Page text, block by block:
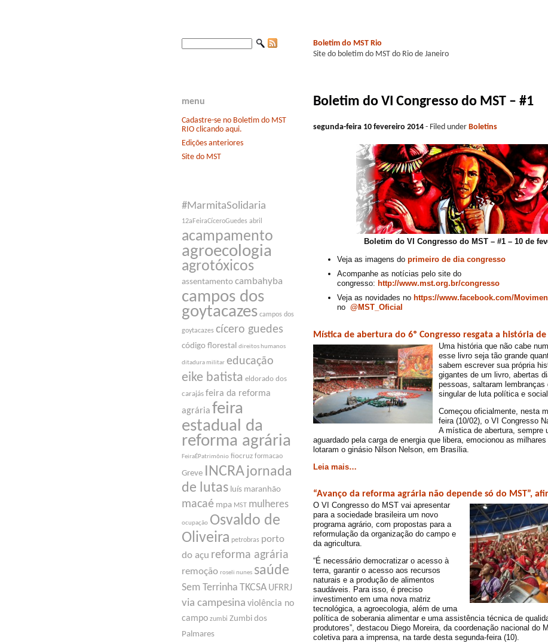
menu
Cadastre-se no Boletim do MST
RIO clicando aqui.
Edições anteriores
Site do MST
#MarmitaSolidaria
12aFeiraCíceroGuedes abril
acampamento
agroecologia
agrotóxicos
assentamento cambahyba
campos dos
goytacazes campos dos
goytacazes cícero guedes
código florestal direitos humanos
ditadura militar educação
eike batista eldorado dos
carajás feira da reforma
agrária feira
estadual da
reforma agrária
FeiraÉPatrimônio fiocruz formacao
Greve INCRA jornada
de lutas luís maranhão
macaé mpa MST mulheres
ocupação Osvaldo de
Oliveira petrobras porto
do açu reforma agrária
remoção roseli nunes saúde
Sem Terrinha TKCSA UFRRJ
via campesina violência no
campo zumbi Zumbi dos
Palmares
Boletim do MST Rio
Site do boletim do MST do Rio de Janeiro
Boletim do VI Congresso do MST – #1
segunda-feira 10 fevereiro 2014 - Filed under Boletins
Boletim do VI Congresso do MST – #1 – 10 de
Veja as imagens do primeiro de dia congresso
Acompanhe as notícias pelo site do
congresso: http://www.mst.org.br/congresso
Veja as novidades no https://www.facebook.com/
no @MST_Oficial
Mística de abertura do 6º Congresso resgata a história de
Uma história que não cabe
esse livro seja tão grande
sabem escrever sua própria
gigantes de um livro, abertas
pessoas, saltaram lembranças
singular de luta política e social
Começou oficialmente, nesta
feira (10/02), o VI Congresso
A mística de abertura, sempre
aguardado pela carga de energia que libera, emocionou as
lotaram o ginásio Nilson Nelson, em Brasília.
Leia mais…
“Avanço da reforma agrária não depende só do MST”,
O VI Congresso do MST vai apresentar
para a sociedade brasileira um novo
programa agrário, com propostas para a
reformulação da organização do campo e
da agricultura.
“É necessário democratizar o acesso à
terra, garantir o acesso aos recursos
naturais e a produção de alimentos
saudáveis. Para isso, é preciso
investimento em uma nova matriz
tecnológica, a agroecologia, além de uma
política de soberania alimentar e uma assistência técnica de
produtores”, destacou Diego Moreira, da coordenação nacional do
coletiva para a imprensa, na tarde desta segunda-feira (10).